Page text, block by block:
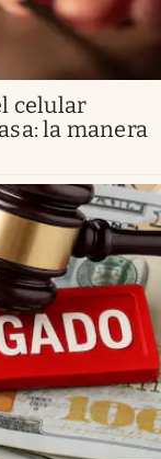
celular
la manera